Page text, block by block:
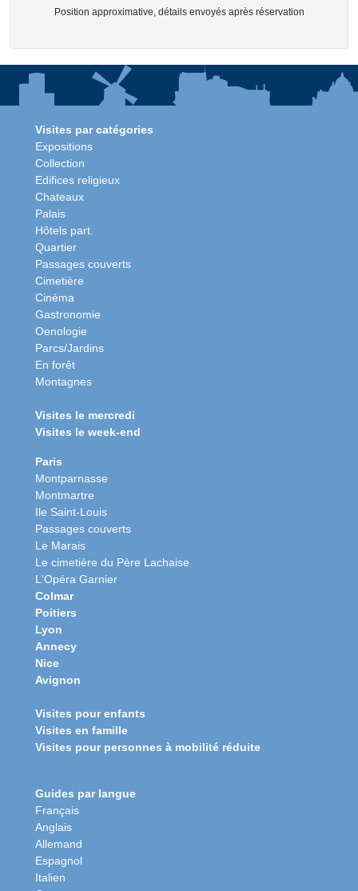
Position approximative, détails envoyés après réservation
Visites par catégories
Expositions
Collection
Edifices religieux
Chateaux
Palais
Hôtels part.
Quartier
Passages couverts
Cimetière
Cinéma
Gastronomie
Oenologie
Parcs/Jardins
En forêt
Montagnes
Visites le mercredi
Visites le week-end
Paris
Montparnasse
Montmartre
Ile Saint-Louis
Passages couverts
Le Marais
Le cimetière du Père Lachaise
L'Opéra Garnier
Colmar
Poitiers
Lyon
Annecy
Nice
Avignon
Visites pour enfants
Visites en famille
Visites pour personnes à mobilité réduite
Guides par langue
Français
Anglais
Allemand
Espagnol
Italien